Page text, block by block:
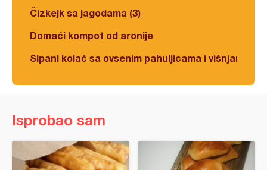
Čizkejk sa jagodama (3)
Domaći kompot od aronije
Sipani kolač sa ovsenim pahuljicama i višnjama
Isprobao sam